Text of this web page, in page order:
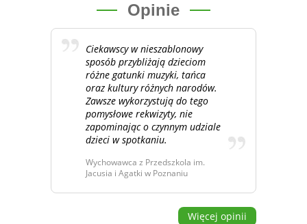
Opinie
Ciekawscy w nieszablonowy
sposób przybliżają dzieciom
różne gatunki muzyki, tańca
oraz kultury różnych narodów.
Zawsze wykorzystują do tego
pomysłowe rekwizyty, nie
zapominając o czynnym udziale
dzieci w spotkaniu.
Wychowawca z Przedszkola im.
Jacusia i Agatki w Poznaniu
Więcej opinii